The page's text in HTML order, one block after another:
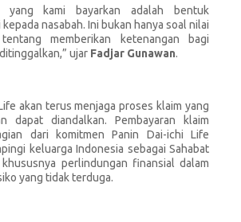
yang kami bayarkan adalah bentuk
kepada nasabah. Ini bukan hanya soal nilai
memberikan ketenangan bagi
ujar Fadjar Gunawan.
akan terus menjaga proses klaim yang
dapat diandalkan. Pembayaran klaim
dari komitmen Panin Dai-ichi Life
keluarga Indonesia sebagai Sahabat
perlindungan finansial dalam
yang tidak terduga.